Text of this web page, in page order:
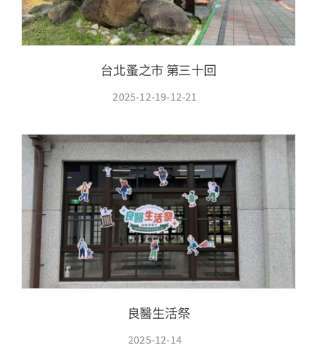
關於我們
台北蚤之市 第三十回
2025-12-19-12-21
良醫生活祭
2025-12-14